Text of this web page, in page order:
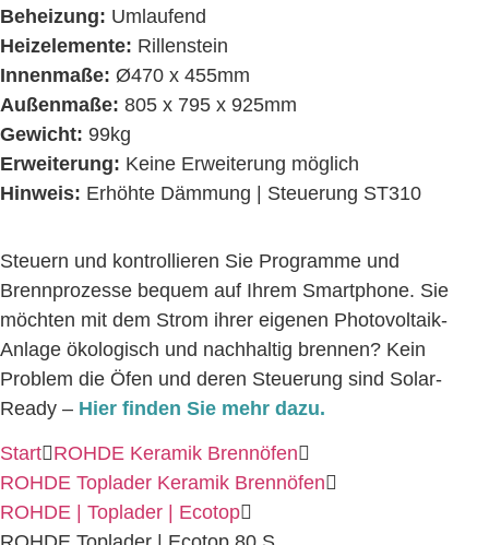
Beheizung: Umlaufend
Heizelemente: Rillenstein
Innenmaße: Ø470 x 455mm
Außenmaße: 805 x 795 x 925mm
Gewicht: 99kg
Erweiterung: Keine Erweiterung möglich
Hinweis: Erhöhte Dämmung | Steuerung ST310
Steuern und kontrollieren Sie Programme und
Brennprozesse bequem auf Ihrem Smartphone. Sie
möchten mit dem Strom ihrer eigenen Photovoltaik-
Anlage ökologisch und nachhaltig brennen? Kein
Problem die Öfen und deren Steuerung sind Solar-
Ready – Hier finden Sie mehr dazu.
Start ROHDE Keramik Brennöfen
ROHDE Toplader Keramik Brennöfen
ROHDE | Toplader | Ecotop